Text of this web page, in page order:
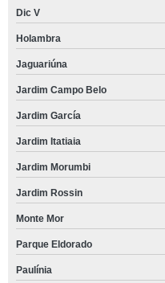
Dic V
Holambra
Jaguariúna
Jardim Campo Belo
Jardim García
Jardim Itatiaia
Jardim Morumbi
Jardim Rossin
Monte Mor
Parque Eldorado
Paulínia